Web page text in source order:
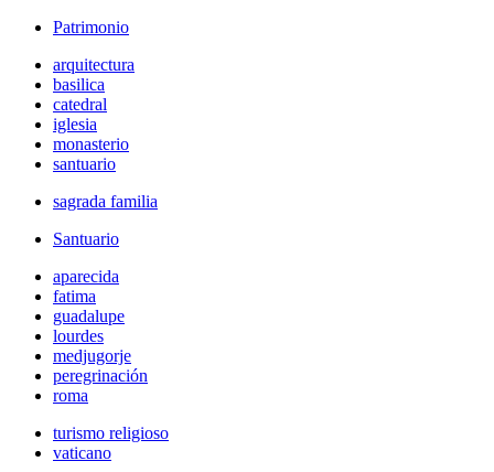
Patrimonio
arquitectura
basilica
catedral
iglesia
monasterio
santuario
sagrada familia
Santuario
aparecida
fatima
guadalupe
lourdes
medjugorje
peregrinación
roma
turismo religioso
vaticano